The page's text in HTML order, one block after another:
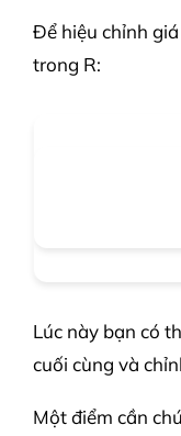
Để hiệu chỉnh
trong R:
Lúc này bạn có
cuối cùng và
Một điểm cần